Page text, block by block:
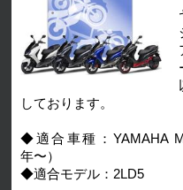
しております。
◆適合車種：YAMAHA
年〜）
◆適合モデル：2LD5